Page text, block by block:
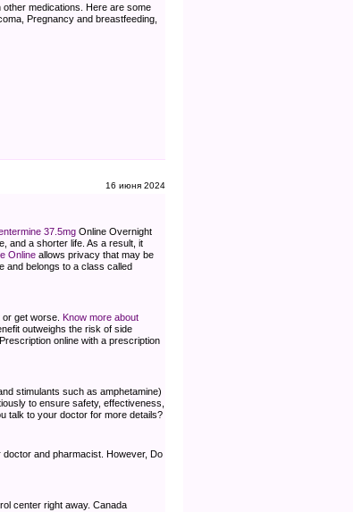
medications. Here are some
Pregnancy and breastfeeding,
16 июня 2024
37.5mg Online Overnight
and a shorter life. As a result, it
Online allows privacy that may be
and belongs to a class called
get worse. Know more about
outweighs the risk of side
online with a prescription
stimulants such as amphetamine)
to ensure safety, effectiveness,
talk to your doctor for more details?
and pharmacist. However, Do
center right away. Canada